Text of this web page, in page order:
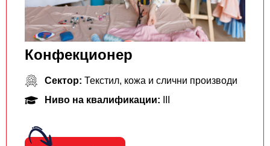
Конфекционер
Сектор: Текстил, кожа и слични производи
Ниво на квалификации: